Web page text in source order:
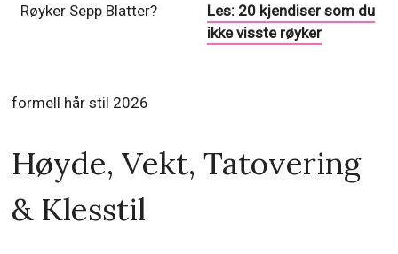
Røyker Sepp Blatter?
Les: 20 kjendiser som du
ikke visste røyker
formell hår stil 2026
Høyde, Vekt, Tatovering
& Klesstil